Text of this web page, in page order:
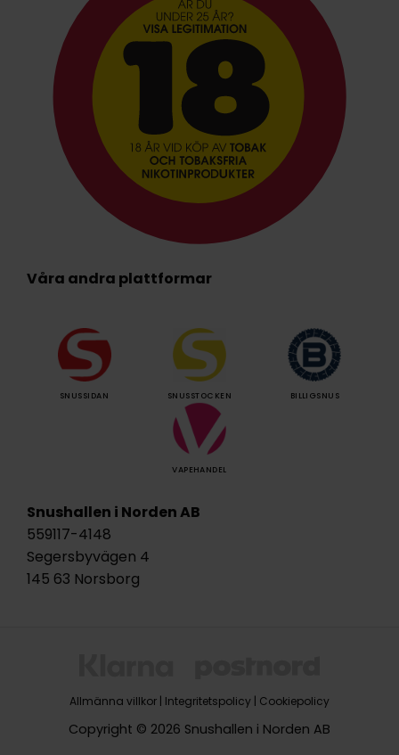
Våra andra plattformar
SNUSSIDAN SNUSSTOCKEN BILLIGSNUS
VAPEHANDEL
Snushallen i Norden AB
559117-4148
Segersbyvägen 4
145 63 Norsborg
Allmänna villkor | Integritetspolicy | Cookiepolicy
Copyright © 2026 Snushallen i Norden AB